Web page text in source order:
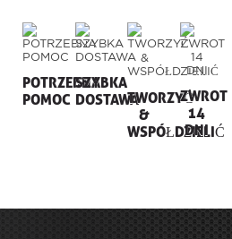
POTRZEBNA
POMOC
SZYBKA
DOSTAWATWORZYĆ
&
WSPÓŁDZIELIĆ
ZWROT
14
DNI